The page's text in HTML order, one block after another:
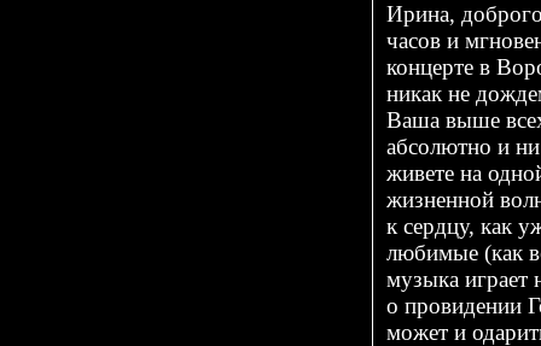
Ирина,
часов и
концерте в
никак не
Ваша выше
абсолютно и
живете на
жизненной
к сердцу, как
любимые (как
музыка играет
о провидении
может и